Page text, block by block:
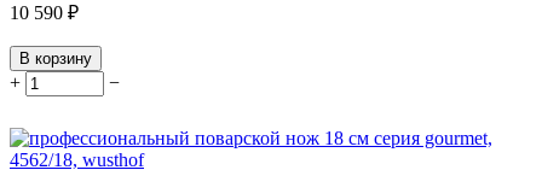
10 590 ₽
В корзину
+ −